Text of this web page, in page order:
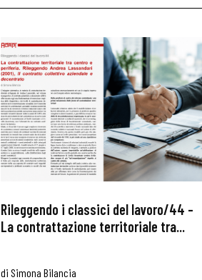
Rileggendo i classici del lavoro/44 –
La contrattazione territoriale tra...
di Simona Bilancia